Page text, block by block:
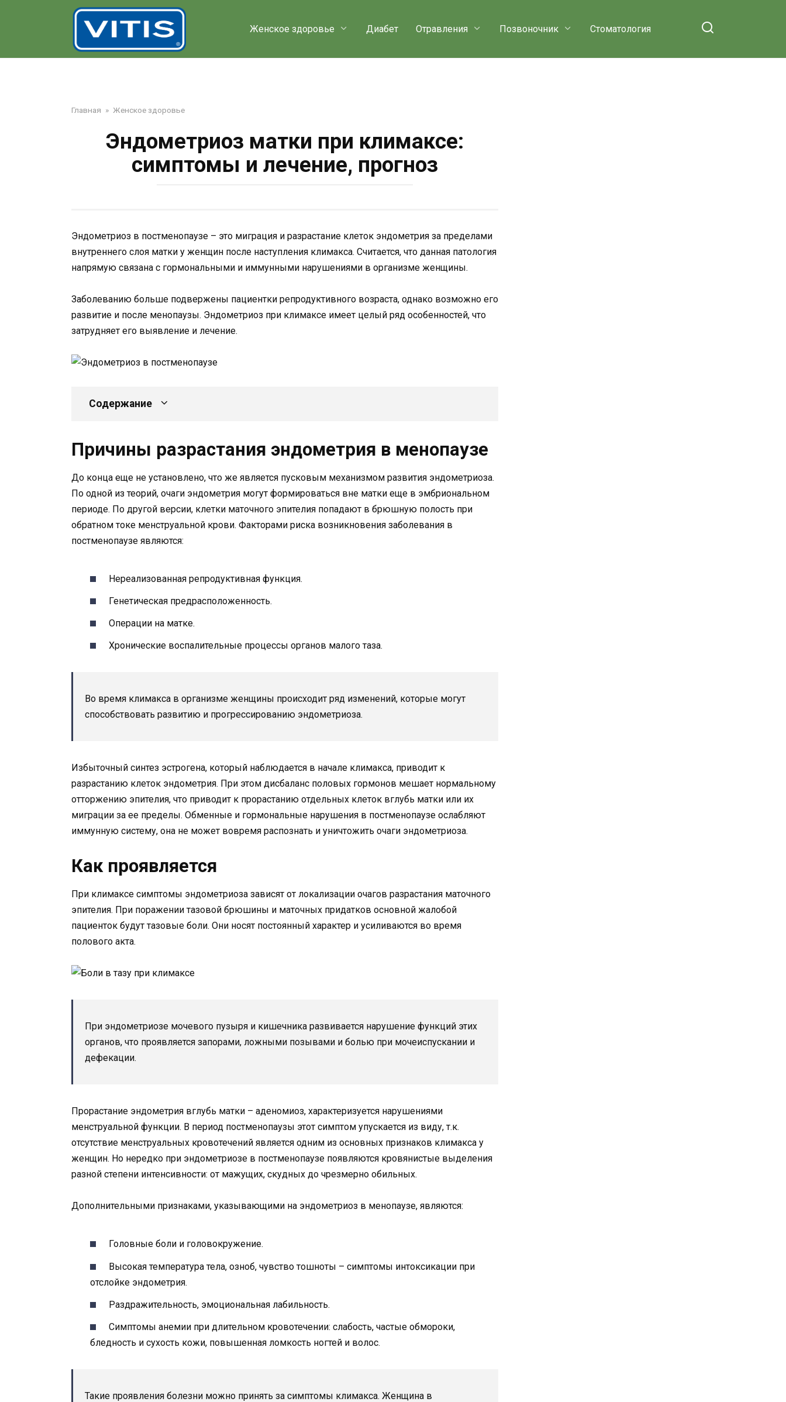
Женское здоровье Диабет Отравления Позвоночник Стоматология
Главная » Женское здоровье
Эндометриоз матки при климаксе:
симптомы и лечение, прогноз
Эндометриоз в постменопаузе – это миграция и разрастание клеток эндометрия за пределами
внутреннего слоя матки у женщин после наступления климакса. Считается, что данная патология
напрямую связана с гормональными и иммунными нарушениями в организме женщины.
Заболеванию больше подвержены пациентки репродуктивного возраста, однако возможно его
развитие и после менопаузы. Эндометриоз при климаксе имеет целый ряд особенностей, что
затрудняет его выявление и лечение.
Содержание
Причины разрастания эндометрия в менопаузе
До конца еще не установлено, что же является пусковым механизмом развития эндометриоза.
По одной из теорий, очаги эндометрия могут формироваться вне матки еще в эмбриональном
периоде. По другой версии, клетки маточного эпителия попадают в брюшную полость при
обратном токе менструальной крови. Факторами риска возникновения заболевания в
постменопаузе являются:
Нереализованная репродуктивная функция.
Генетическая предрасположенность.
Операции на матке.
Хронические воспалительные процессы органов малого таза.
Во время климакса в организме женщины происходит ряд изменений, которые могут
способствовать развитию и прогрессированию эндометриоза.
Избыточный синтез эстрогена, который наблюдается в начале климакса, приводит к
разрастанию клеток эндометрия. При этом дисбаланс половых гормонов мешает нормальному
отторжению эпителия, что приводит к прорастанию отдельных клеток вглубь матки или их
миграции за ее пределы. Обменные и гормональные нарушения в постменопаузе ослабляют
иммунную систему, она не может вовремя распознать и уничтожить очаги эндометриоза.
Как проявляется
При климаксе симптомы эндометриоза зависят от локализации очагов разрастания маточного
эпителия. При поражении тазовой брюшины и маточных придатков основной жалобой
пациенток будут тазовые боли. Они носят постоянный характер и усиливаются во время
полового акта.
При эндометриозе мочевого пузыря и кишечника развивается нарушение функций этих
органов, что проявляется запорами, ложными позывами и болью при мочеиспускании и
дефекации.
Прорастание эндометрия вглубь матки – аденомиоз, характеризуется нарушениями
менструальной функции. В период постменопаузы этот симптом упускается из виду, т.к.
отсутствие менструальных кровотечений является одним из основных признаков климакса у
женщин. Но нередко при эндометриозе в постменопаузе появляются кровянистые выделения
разной степени интенсивности: от мажущих, скудных до чрезмерно обильных.
Дополнительными признаками, указывающими на эндометриоз в менопаузе, являются:
Головные боли и головокружение.
Высокая температура тела, озноб, чувство тошноты – симптомы интоксикации при
отслойке эндометрия.
Раздражительность, эмоциональная лабильность.
Симптомы анемии при длительном кровотечении: слабость, частые обмороки,
бледность и сухость кожи, повышенная ломкость ногтей и волос.
Такие проявления болезни можно принять за симптомы климакса. Женщина в